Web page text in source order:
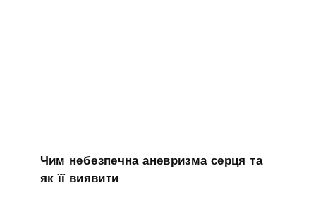
Чим небезпечна аневризма серця та
як її виявити